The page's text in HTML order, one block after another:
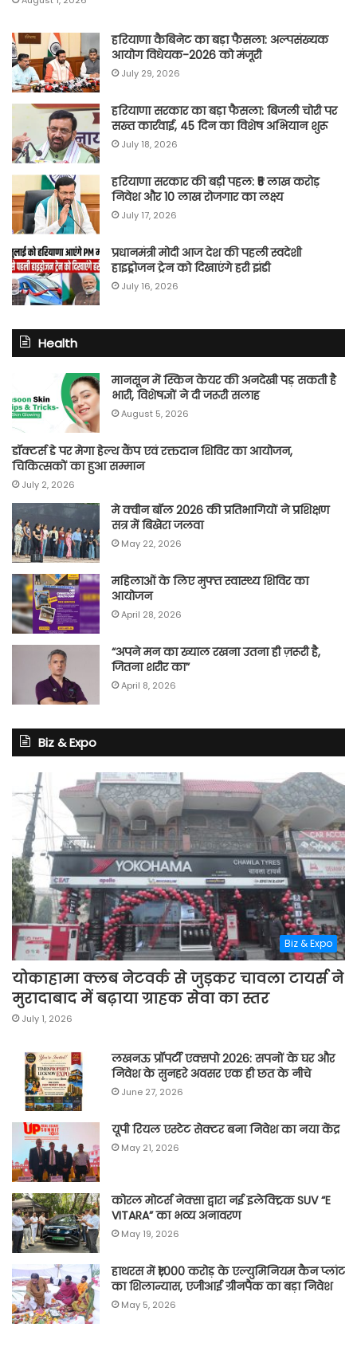
हरियाणा कैबिनेट का बड़ा फैसला: अल्पसंख्यक
आयोग विधेयक-2026 को मंजूरी
July 29, 2026
हरियाणा सरकार का बड़ा फैसला: बिजली चोरी पर
सख्त कार्रवाई, 45 दिन का विशेष अभियान शुरू
July 18, 2026
हरियाणा सरकार की बड़ी पहल: ₹5 लाख करोड़
निवेश और 10 लाख रोजगार का लक्ष्य
July 17, 2026
प्रधानमंत्री मोदी आज देश की पहली स्वदेशी
हाइड्रोजन ट्रेन को दिखाएंगे हरी झंडी
July 16, 2026
Health
मानसून में स्किन केयर की अनदेखी पड़ सकती है
भारी, विशेषज्ञों ने दी जरूरी सलाह
August 5, 2026
डॉक्टर्स डे पर मेगा हेल्थ कैंप एवं रक्तदान शिविर का आयोजन,
चिकित्सकों का हुआ सम्मान
July 2, 2026
मे क्वीन बॉल 2026 की प्रतिभागियों ने प्रशिक्षण
सत्र में बिखेरा जलवा
May 22, 2026
महिलाओं के लिए मुफ्त स्वास्थ्य शिविर का
आयोजन
April 28, 2026
“अपने मन का ख्याल रखना उतना ही ज़रूरी है,
जितना शरीर का”
April 8, 2026
Biz & Expo
Biz & Expo
योकाहामा क्लब नेटवर्क से जुड़कर चावला टायर्स ने
मुरादाबाद में बढ़ाया ग्राहक सेवा का स्तर
July 1, 2026
लखनऊ प्रॉपर्टी एक्सपो 2026: सपनों के घर और
निवेश के सुनहरे अवसर एक ही छत के नीचे
June 27, 2026
यूपी रियल एस्टेट सेक्टर बना निवेश का नया केंद्र
May 21, 2026
कोरल मोटर्स नेक्सा द्वारा नई इलेक्ट्रिक SUV “E
VITARA” का भव्य अनावरण
May 19, 2026
हाथरस में ₹1,000 करोड़ के एल्युमिनियम कैन प्लांट
का शिलान्यास, एजीआई ग्रीनपैक का बड़ा निवेश
May 5, 2026